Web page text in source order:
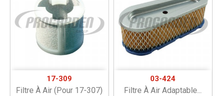
17-309
Filtre À Air (pour 17-307)
03-424
Filtre À Air Adaptable...